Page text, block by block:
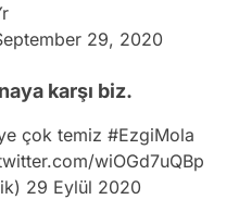
29, 2020
karşı biz.
çok temiz #EzgiMola
wiOGd7uQBp
29 Eylül 2020